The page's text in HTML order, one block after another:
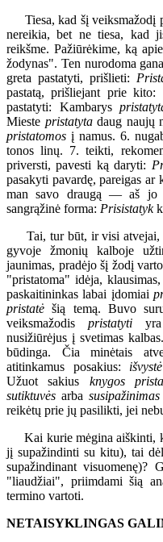
Tiesa, kad šį veiksmažodį
nereikia, bet ne tiesa, kad
reikšme. Pažiūrėkime, ką
žodynas". Ten nurodoma
greta pastatyti, prišlieti:
pastatą, prišliejant prie kito:
pastatyti: Kambarys
Mieste pristatytadaug naujų
pristatomos į namus. 6.
tonos linų. 7. teikti,
priversti, pavesti ką daryti:
pasakyti pavardę, pareigas ar
man savo draugą — aš jo
sangrąžinė forma: Prisistatyk
Tai, tur būt, ir visi atvejai,
gyvoje žmonių kalboje
jaunimas, pradėjo šį žodį
"pristatoma" idėja,
paskaitininkas labai įdomiai
pristatė šią temą. Buvo
veiksmažodispristatyti yra
nusižiūrėjus į svetimas
būdinga. Čia minėtais
atitinkamus posakius:
Užuot sakius knygos
sutiktuvės arba
reikėtų prie jų pasilikti, jei
Kai kurie mėgina aiškinti,
jį supažindinti su kitu), tai
supažindinant
"liaudžiai", priimdami šią
termino vartoti.
NETAISYKLINGAS